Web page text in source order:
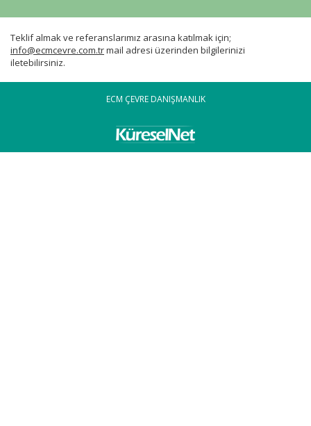
Teklif almak ve referanslarımız arasına katılmak için;
info@ecmcevre.com.trmail adresi üzerinden bilgilerinizi
iletebilirsiniz.
ECM ÇEVRE DANIŞMANLIK